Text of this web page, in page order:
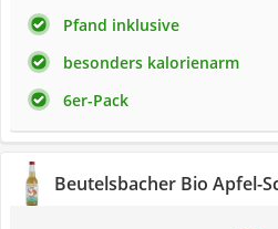
Pfand inklusive
besonders kalorienarm
6er-Pack
Beutelsbacher Bio Apfel-